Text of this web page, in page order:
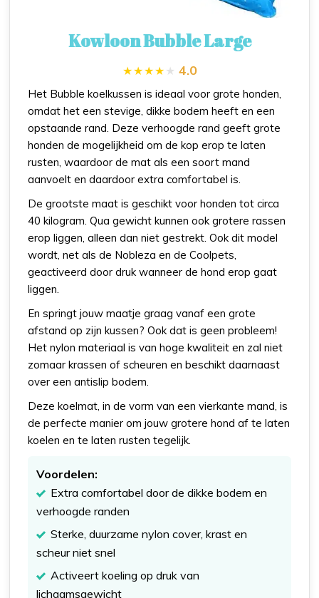
Kowloon Bubble Large
4.0
Het Bubble koelkussen is ideaal voor grote honden,
omdat het een stevige, dikke bodem heeft en een
opstaande rand. Deze verhoogde rand geeft grote
honden de mogelijkheid om de kop erop te laten
rusten, waardoor de mat als een soort mand
aanvoelt en daardoor extra comfortabel is.
De grootste maat is geschikt voor honden tot circa
40 kilogram. Qua gewicht kunnen ook grotere rassen
erop liggen, alleen dan niet gestrekt. Ook dit model
wordt, net als de Nobleza en de Coolpets,
geactiveerd door druk wanneer de hond erop gaat
liggen.
En springt jouw maatje graag vanaf een grote
afstand op zijn kussen? Ook dat is geen probleem!
Het nylon materiaal is van hoge kwaliteit en zal niet
zomaar krassen of scheuren en beschikt daarnaast
over een antislip bodem.
Deze koelmat, in de vorm van een vierkante mand, is
de perfecte manier om jouw grotere hond af te laten
koelen en te laten rusten tegelijk.
Voordelen:
Extra comfortabel door de dikke bodem en
verhoogde randen
Sterke, duurzame nylon cover, krast en
scheur niet snel
Activeert koeling op druk van
lichaamsgewicht